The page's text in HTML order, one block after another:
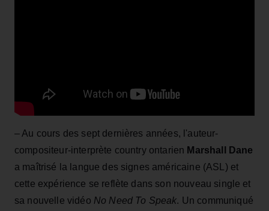
– Au cours des sept dernières années, l'auteur-
compositeur-interprète country ontarien Marshall Dane
a maîtrisé la langue des signes américaine (ASL) et
cette expérience se reflète dans son nouveau single et
sa nouvelle vidéo No Need To Speak. Un communiqué